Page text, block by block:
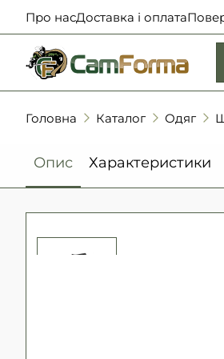
Про насДоставка і оплата
Головна Каталог Одяг
Опис Характеристики